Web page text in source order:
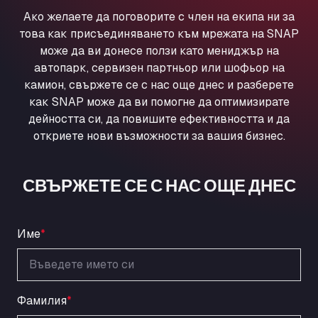
Ul. Torunska 147, 85884
Aqua Ariva GmbH
Marie-Curie-Straße 24, 68219
Aral Autohof Bockel
An der Autobahn 1, 27404
ARAL Autohof Bockenem
Oppelner Str. 1, 31167
ARAL Autohof Merklingen
ARAL Autohof Preis
GmbH
Obernburger Str. 127, 63811
Ardleigh South Services
Area 47 Hermanos Rico
Ако желаете да поговорите с член на екипа ни за
това как присъединяването към мрежата на SNAP
може да ви донесе ползи като мениджър на
автопарк, сервизен партньор или шофьор на
камион, свържете се с нас още днес и разберете
как SNAP може да ви помогне да оптимизирате
дейността си, да повишите ефективността и да
откриете нови възможности за вашия бизнес.
СВЪРЖЕТЕ СЕ С НАС ОЩЕ ДНЕС
Име*
Фамилия*